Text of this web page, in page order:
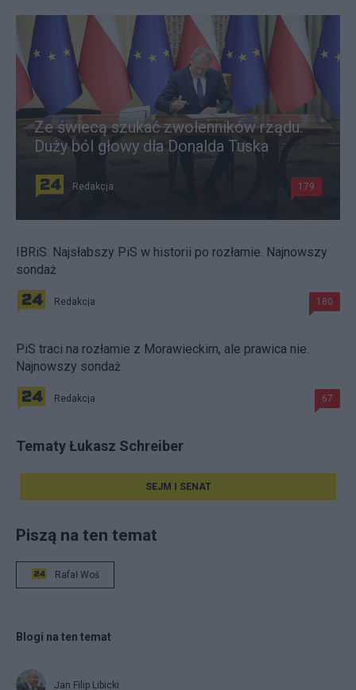
Ze świecą szukać zwolenników rządu.
Duży ból głowy dla Donalda Tuska
Redakcja 179
IBRiS: Najsłabszy PiS w historii po rozłamie. Najnowszy
sondaż
Redakcja 180
PiS traci na rozłamie z Morawieckim, ale prawica nie.
Najnowszy sondaż
Redakcja 67
Tematy Łukasz Schreiber
SEJM I SENAT
Piszą na ten temat
Rafał Woś
Blogi na ten temat
Jan Filip Libicki